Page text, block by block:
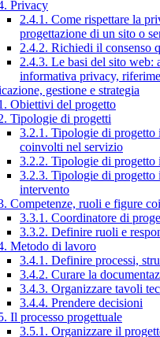
Privacy
2.4.1. Come rispettare la
progettazione di un sito o
2.4.2. Richiedi il consenso
2.4.3. Le basi del sito web:
informativa privacy,
gestione e strategia
Obiettivi del progetto
Tipologie di progetti
3.2.1. Tipologie di progetto
coinvolti nel servizio
3.2.2. Tipologie di progetto
3.2.3. Tipologie di progetto
intervento
Competenze, ruoli e figure
3.3.1. Coordinatore di
3.3.2. Definire ruoli e
Metodo di lavoro
3.4.1. Definire processi,
3.4.2. Curare la
3.4.3. Organizzare tavoli
3.4.4. Prendere decisioni
Il processo progettuale
3.5.1. Organizzare il